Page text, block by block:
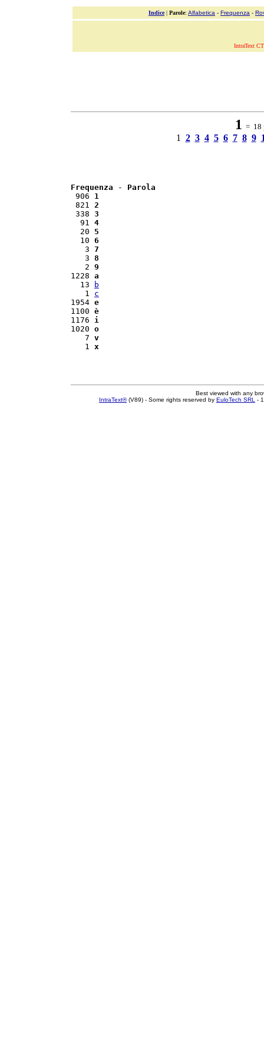
Indice| Parole: Alfabetica - Frequenza -
IntraText
1 = 18
1 2 3 4 5 6 7 8 9
Frequenza - Parola
906 1
821 2
338 3
  91
4
  20
5
  10
6
   3
7
   3
8
   2
9
1228 a
  13
b
   1
c
1954 e
1100 è
1176 i
1020 o
   7
v
   1
x
Best viewed with any
IntraText®(V89) - Some rights reserved by EuloTech SRL -